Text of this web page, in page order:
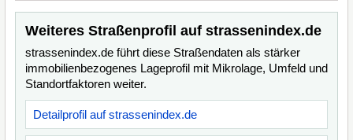
Weiteres Straßenprofil auf strassenindex.de
strassenindex.de führt diese Straßendaten als stärker
immobilienbezogenes Lageprofil mit Mikrolage, Umfeld und
Standortfaktoren weiter.
Detailprofil auf strassenindex.de